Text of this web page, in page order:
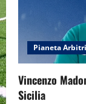
Pianeta Arbitri
Vincenzo
Sicilia